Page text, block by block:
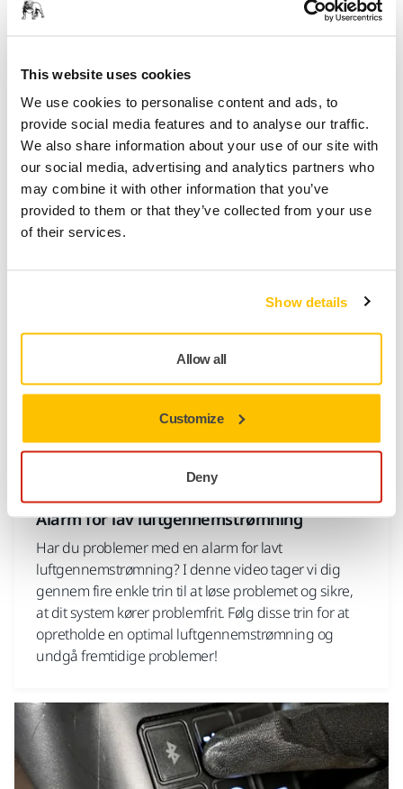
This website uses cookies
We use cookies to personalise content and ads, to
provide social media features and to analyse our traffic.
We also share information about your use of our site with
our social media, advertising and analytics partners who
may combine it with other information that you’ve
provided to them or that they’ve collected from your use
of their services.
Show details
Allow all
Customize
Deny
af enheden. Se denne hurtige guide for trinvise
instruktioner til at løse problemet og få din støvsuger
VÆRKTØJS SUPPORT, STØVSUGERE, FEJLFINDING PÅ EN NY
STØVSUGER
Hvad skal jeg gøre, hvis DEXOS uventet
slukker, og playknappen blinker rødt og
grønt?
VÆRKTØJS SUPPORT, STØVSUGERE, FEJLFINDING PÅ EN NY
Alarm for lav luftgennemstrømning
Har du problemer med en alarm for lavt
luftgennemstrømning? I denne video tager vi dig
gennem fire enkle trin til at løse problemet og sikre,
at dit system kører problemfrit. Følg disse trin for at
opretholde en optimal luftgennemstrømning og
undgå fremtidige problemer!